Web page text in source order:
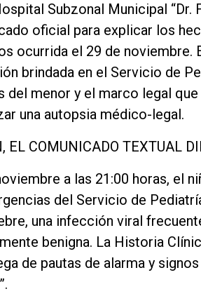
Subzonal Municipal “Dr.
oficial para explicar los
ocurrida el 29 de
brindada en el Servicio de
del menor y el marco legal
una autopsia médico-legal.
EL COMUNICADO TEXTUAL
a las 21:00 horas, el
del Servicio de
una infección viral
benigna. La Historia
de pautas de alarma y